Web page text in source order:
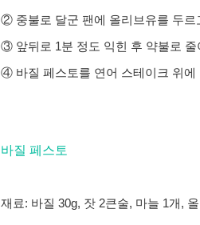
② 중불로 달군 팬에 올리브유를 두르
③ 앞뒤로 1분 정도 익힌 후 약불로 줄
④ 바질 페스토를 연어 스테이크 위에
바질 페스토
재료: 바질 30g, 잣 2큰술, 마늘 1개,